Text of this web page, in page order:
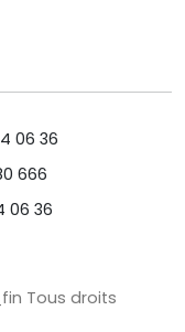
06 36
666
06 36
Tous droits